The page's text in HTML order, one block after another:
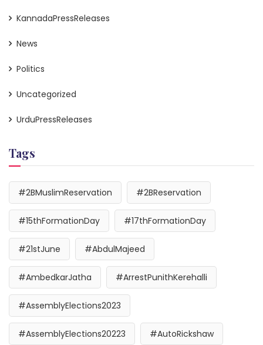
KannadaPressReleases
News
Politics
Uncategorized
UrduPressReleases
Tags
#2BMuslimReservation #2BReservation
#15thFormationDay #17thFormationDay
#21stJune #AbdulMajeed
#AmbedkarJatha #ArrestPunithKerehalli
#AssemblyElections2023
#AssemblyElections20223 #AutoRickshaw